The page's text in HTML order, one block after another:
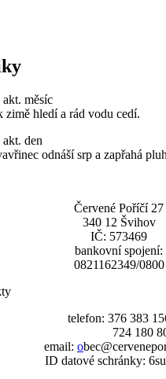
akt. měsíc
zimě hledí a rád vodu cedí.
akt. den
odnáší srp a zapřahá
Červené Poříčí 27
340 12 Švihov
IČ: 573469
bankovní spojení:
0821162349/0800
telefon: 376 383
724 180
email: o
ID datové schránky: